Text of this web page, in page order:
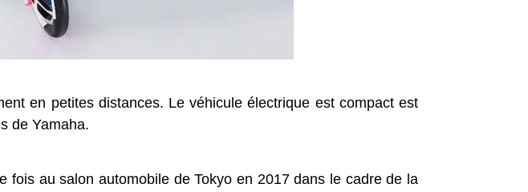
en petites distances. Le véhicule électrique est compact est
de Yamaha.
au salon automobile de Tokyo en 2017 dans le cadre de la